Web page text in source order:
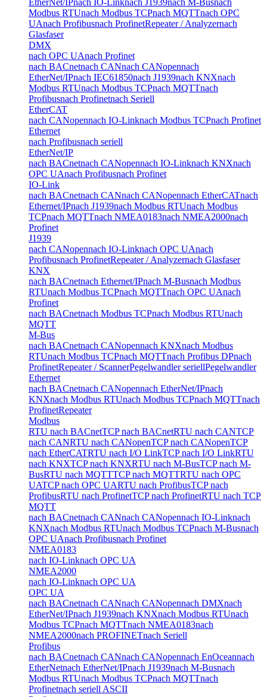
EtherNet/IPnach IO-Linknach J1939nach M-Busnach
Modbus RTUnach Modbus TCPnach MQTTnach OPC
UAnach Profibusnach ProfinetRepeater / Analyzernach
Glasfaser
DMX
nach OPC UAnach Profinet
nach BACnetnach CANnach CANopennach
EtherNet/IPnach IEC61850nach J1939nach KNXnach
Modbus RTUnach Modbus TCPnach MQTTnach
Profibusnach Profinetnach Seriell
EtherCAT
nach CANopennach IO-Linknach Modbus TCPnach Profinet
Ethernet
nach Profibusnach seriell
EtherNet/IP
nach BACnetnach CANopennach IO-Linknach KNXnach
OPC UAnach Profibusnach Profinet
IO-Link
nach BACnetnach CANnach CANopennach EtherCATnach
Ethernet/IPnach J1939nach Modbus RTUnach Modbus
TCPnach MQTTnach NMEA0183nach NMEA2000nach
Profinet
J1939
nach CANopennach IO-Linknach OPC UAnach
Profibusnach ProfinetRepeater / Analyzernach Glasfaser
KNX
nach BACnetnach Ethernet/IPnach M-Busnach Modbus
RTUnach Modbus TCPnach MQTTnach OPC UAnach
Profinet
nach BACnetnach Modbus TCPnach Modbus RTUnach
MQTT
M-Bus
nach BACnetnach CANopennach KNXnach Modbus
RTUnach Modbus TCPnach MQTTnach Profibus DPnach
ProfinetRepeater / ScannerPegelwandler seriellPegelwandler
Ethernet
nach BACnetnach CANopennach EtherNet/IPnach
KNXnach Modbus RTUnach Modbus TCPnach MQTTnach
ProfinetRepeater
Modbus
RTU nach BACnetTCP nach BACnetRTU nach CANTCP
nach CANRTU nach CANopenTCP nach CANopenTCP
nach EtherCATRTU nach I/O LinkTCP nach I/O LinkRTU
nach KNXTCP nach KNXRTU nach M-BusTCP nach M-
BusRTU nach MQTTTCP nach MQTTRTU nach OPC
UATCP nach OPC UARTU nach ProfibusTCP nach
ProfibusRTU nach ProfinetTCP nach ProfinetRTU nach TCP
MQTT
nach BACnetnach CANnach CANopennach IO-Linknach
KNXnach Modbus RTUnach Modbus TCPnach M-Busnach
OPC UAnach Profibusnach Profinet
NMEA0183
nach IO-Linknach OPC UA
NMEA2000
nach IO-Linknach OPC UA
OPC UA
nach BACnetnach CANnach CANopennach DMXnach
EtherNet/IPnach J1939nach KNXnach Modbus RTUnach
Modbus TCPnach MQTTnach NMEA0183nach
NMEA2000nach PROFINETnach Seriell
Profibus
nach BACnetnach CANnach CANopennach EnOceannach
EtherNetnach EtherNet/IPnach J1939nach M-Busnach
Modbus RTUnach Modbus TCPnach MQTTnach
Profinetnach seriell ASCII